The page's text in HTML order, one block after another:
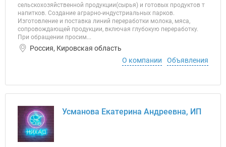
сельскохозяйственной продукции(сырья) и готовых продуктов т
напитков. Создание аграрно-индустриальных парков.
Изготовление и поставка линий переработки молока, мяса,
сопровождающей продукции, включая глубокую переработку.
При обращении просим...
Россия, Кировская область
О компании
Объявления
Усманова Екатерина Андреевна, ИП